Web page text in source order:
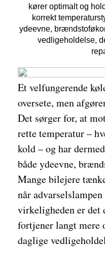
kører optimalt og
korrekt
ydeevne,
vedligeholdelse,
Et velfungerende
oversete, men
Det sørger for, at
rette temperatur –
kold – og har
både ydeevne,
Mange bilejere
når
virkeligheden er det
fortjener langt mere
daglige